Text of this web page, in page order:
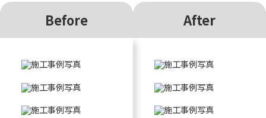
Before After